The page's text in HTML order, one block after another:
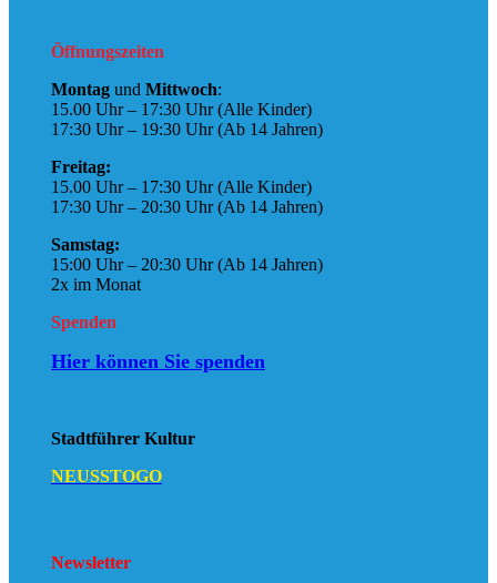
Öffnungszeiten
Montag und Mittwoch:
15.00 Uhr – 17:30 Uhr (Alle Kinder)
17:30 Uhr – 19:30 Uhr (Ab 14 Jahren)
Freitag:
15.00 Uhr – 17:30 Uhr (Alle Kinder)
17:30 Uhr – 20:30 Uhr (Ab 14 Jahren)
Samstag:
15:00 Uhr – 20:30 Uhr (Ab 14 Jahren)
2x im Monat
Spenden
Hier können Sie spenden
Stadtführer Kultur
NEUSSTOGO
Newsletter